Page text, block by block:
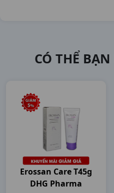
CÓ THỂ
Erossan Care T45g
DHG Pharma